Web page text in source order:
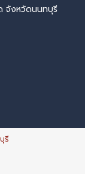
จังหวัดนนทบุรี
รี